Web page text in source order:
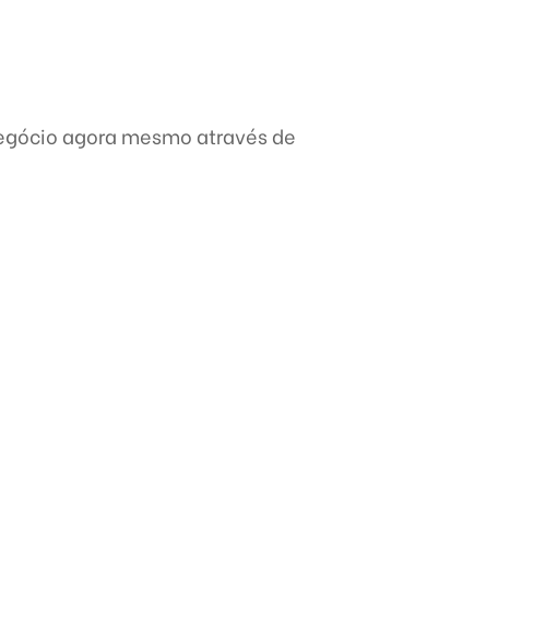
agora mesmo através de